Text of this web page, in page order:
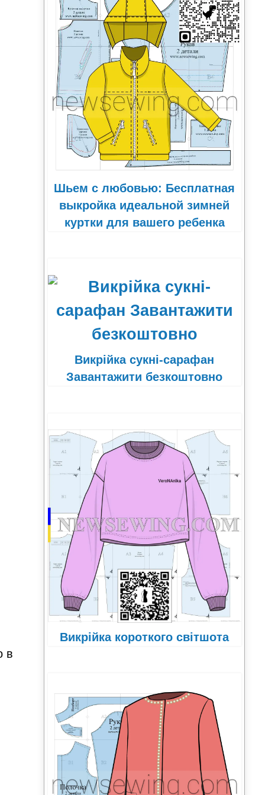
в
Шьем с любовью: Бесплатная
выкройка идеальной зимней
куртки для вашего ребенка
Викрійка сукні-сарафан
Завантажити безкоштовно
Викрійка короткого світшота